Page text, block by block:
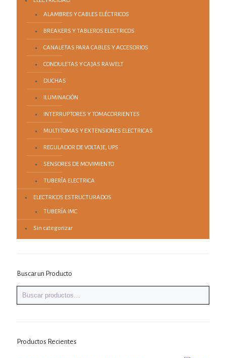
ALAMBRES Y CABLES ELÉCTRICOS
BREAKERS Y TABLEROS ELECTRICOS
CANALETAS PARA CABLES Y ACCESORIOS
CONDULETAS Y CAJAS RAWELT
DUCHAS
ILUMINACIÓN
INTERRUPTORES Y TOMACORRIENTES
MULTITOMAS Y EXTENSIONES ELECTRICAS
REGULADOR DE VOLTAJE, UPS
SENSORES DE MOVIMIENTO
TUBERÍA ELECTRICA
ELECTRICOS ESTRUCTURADOS
TUBERÍA IMC
Sin categorizar
Buscar un Producto
Productos Recientes